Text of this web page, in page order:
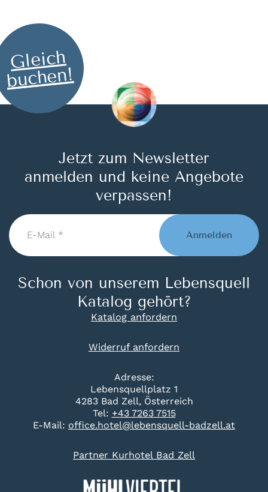
Gleich
buchen!
Adresse:
Lebensquellplatz 1
4283 Bad Zell, Österreich
Tel: +43 7263 7515
E-Mail: office.hotel@lebensquell-badzell.at
Partner Kurhotel Bad Zell
Jetzt zum Newsletter
anmelden und keine Angebote
verpassen!
E-
Mail
*
Anmelden
Schon von unserem Lebensquell
Katalog gehört?
Katalog anfordern
Widerruf anfordern